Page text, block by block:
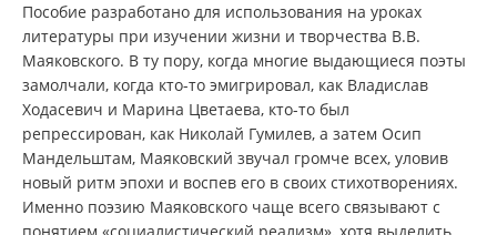
Пособие разработано для использования на уроках
литературы при изучении жизни и творчества В.В.
Маяковского. В ту пору, когда многие выдающиеся поэты
замолчали, когда кто-то эмигрировал, как Владислав
Ходасевич и Марина Цветаева, кто-то был
репрессирован, как Николай Гумилев, а затем Осип
Мандельштам, Маяковский звучал громче всех, уловив
новый ритм эпохи и воспев его в своих стихотворениях.
Именно поэзию Маяковского чаще всего связывают с